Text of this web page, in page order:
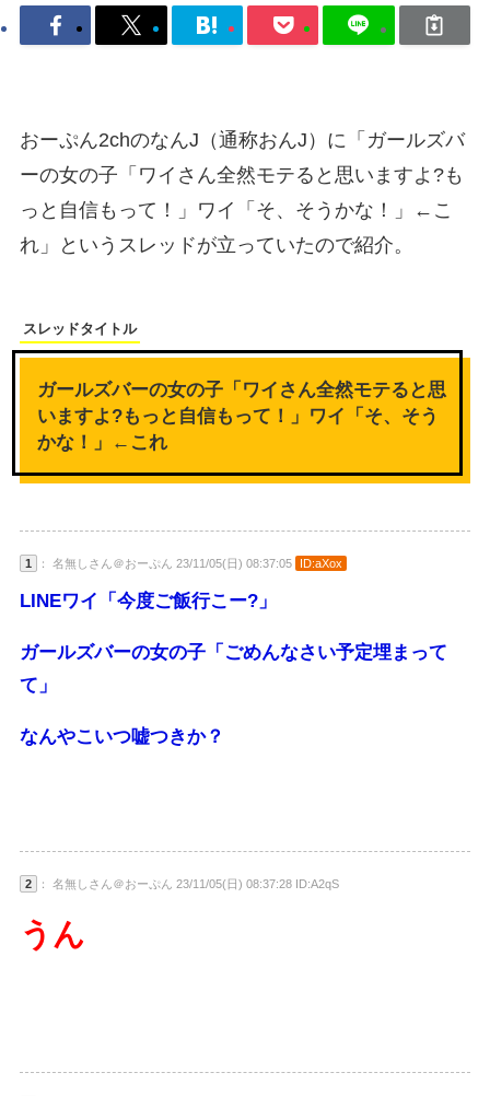
おーぷん2chのなんJ（通称おんJ）に「ガールズバ
ーの女の子「ワイさん全然モテると思いますよ?も
っと自信もって！」ワイ「そ、そうかな！」←こ
れ」というスレッドが立っていたので紹介。
スレッドタイトル
ガールズバーの女の子「ワイさん全然モテると思
いますよ?もっと自信もって！」ワイ「そ、そう
かな！」←これ
1 ： 名無しさん＠おーぷん 23/11/05(日) 08:37:05 ID:aXox
LINEワイ「今度ご飯行こー?」
ガールズバーの女の子「ごめんなさい予定埋まって
て」
なんやこいつ嘘つきか？
2 ： 名無しさん＠おーぷん 23/11/05(日) 08:37:28 ID:A2qS
うん